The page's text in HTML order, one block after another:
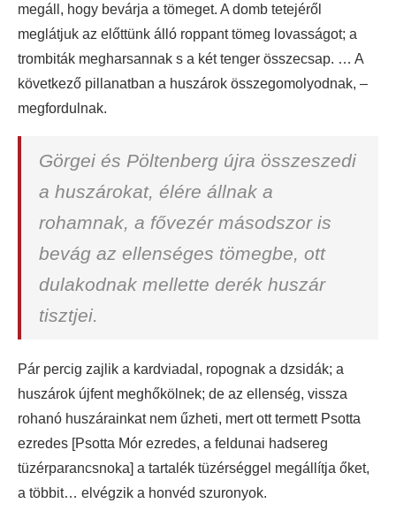
megáll, hogy bevárja a tömeget. A domb tetejéről
meglátjuk az előttünk álló roppant tömeg lovasságot; a
trombiták megharsannak s a két tenger összecsap. … A
következő pillanatban a huszárok összegomolyodnak, –
megfordulnak.
Görgei és Pöltenberg újra összeszedi
a huszárokat, élére állnak a
rohamnak, a fővezér másodszor is
bevág az ellenséges tömegbe, ott
dulakodnak mellette derék huszár
tisztjei.
Pár percig zajlik a kardviadal, ropognak a dzsidák; a
huszárok újfent meghőkölnek; de az ellenség, vissza
rohanó huszárainkat nem űzheti, mert ott termett Psotta
ezredes [Psotta Mór ezredes, a feldunai hadsereg
tüzérparancsnoka] a tartalék tüzérséggel megállítja őket,
a többit… elvégzik a honvéd szuronyok.